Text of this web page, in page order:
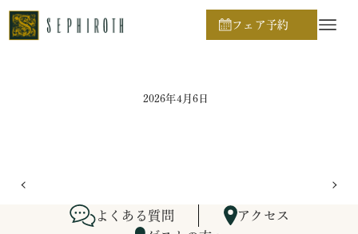
フェア予約
ホーム
2026年4月6日
よくある質問
アクセス